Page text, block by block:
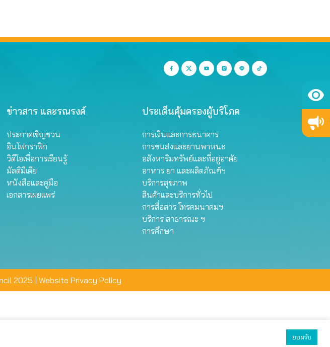
ข่าวสาร และรณรงค์
ประกาศเชิญชวน
อินโฟกราฟิก
วิดีโอเพื่อการเรียนรู้
มัลติมีเดีย
หนังสือและคู่มือ
เอกสารเผยแพร่
ประเด็นคุ้มครองผู้บริโภค
การเงินและการธนาคาร
การขนส่งและยานพาหนะ
อสังหาริมทรัพย์และที่อยู่อาศัย
อาหาร ยา และผลิตภัณฑ์ฯ
บริการสุขภาพ
สินค้าและบริการทั่วไป
การสื่อสาร โทรคมนาคมฯ
บริการ สาธารณะ ฯ
การศึกษา
2025 | Website Privacy Policy
ยอมรับ
ได้